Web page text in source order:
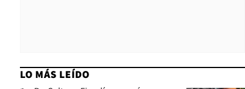
LO MÁS LEÍDO